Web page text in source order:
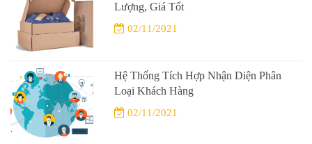
Lượng, Giá Tốt
02/11/2021
Hệ Thống Tích Hợp Nhận Diện Phân
Loại Khách Hàng
02/11/2021